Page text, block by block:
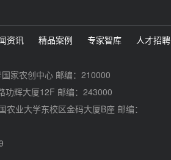
资讯 精品案例 专家智库 人才招聘
家农创中心 邮编：210000
功辉大厦12F 邮编：243000
业大学东校区金码大厦B座 邮编：